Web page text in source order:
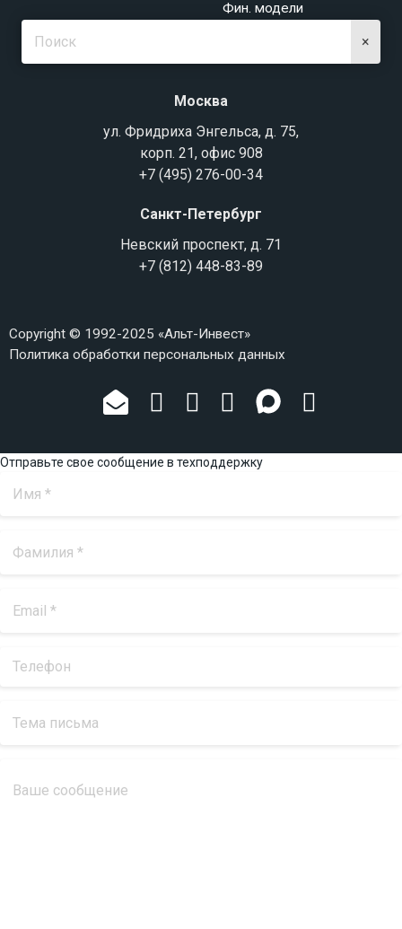
Фин. модели
×
Москва
ул. Фридриха Энгельса, д. 75,
корп. 21, офис 908
+7 (495) 276-00-34
Санкт-Петербург
Невский проспект, д. 71
+7 (812) 448-83-89
Copyright © 1992-2025 «Альт-Инвест»
Политика обработки персональных данных
Отправьте свое сообщение в техподдержку